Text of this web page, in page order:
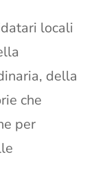
locali
della
che
per